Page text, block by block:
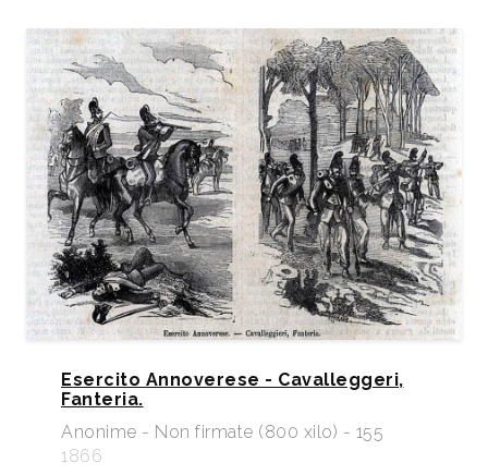
Esercito Annoverese - Cavalleggeri,
Fanteria.
Anonime - Non firmate (800 xilo) - 155
1866